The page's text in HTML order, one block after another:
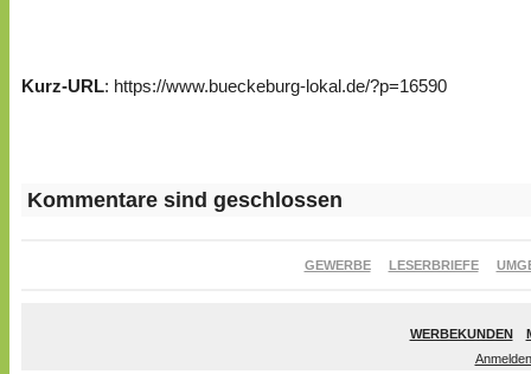
Kurz-URL: https://www.bueckeburg-lokal.de/?p=16590
Kommentare sind geschlossen
GEWERBE LESERBRIEFE
WERBEKUNDEN
Anmelden